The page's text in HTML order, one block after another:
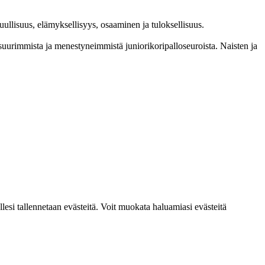
elämyk­sellisyys, osaaminen ja tulok­sellisuus.
ja menes­tyneim­mistä juni­ori­kori­pallo­seuroista. Naisten ja
tallennetaan evästeitä. Voit muokata haluamiasi evästeitä